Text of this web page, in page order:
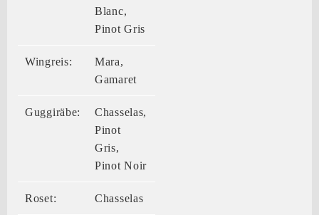
Blanc,
Pinot Gris
Wingreis:
Mara,
Gamaret
Guggiräbe:
Chasselas,
Pinot
Gris,
Pinot Noir
Roset: Chasselas